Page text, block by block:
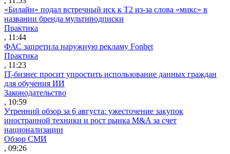
«Билайн» подал встречный иск к Т2 из-за слова «микс» в
названии бренда мультиподписки
Практика
, 11:44
ФАС запретила наружную рекламу Fonbet
Практика
, 11:23
IT-бизнес просит упростить использование данных граждан
для обучения ИИ
Законодательство
, 10:59
Утренний обзор за 6 августа: ужесточение закупок
иностранной техники и рост рынка M&A за счет
национализации
Обзор СМИ
, 09:26